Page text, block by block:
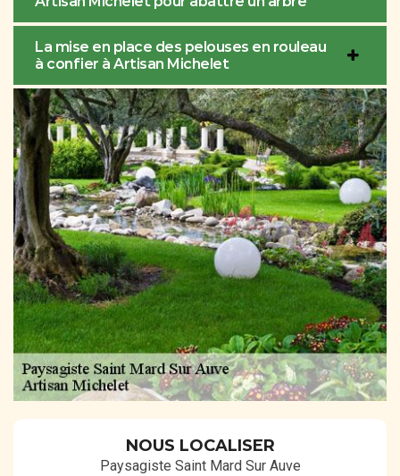
La mise en place des pelouses en rouleau
à confier à Artisan Michelet
NOUS LOCALISER
Paysagiste Saint Mard Sur Auve